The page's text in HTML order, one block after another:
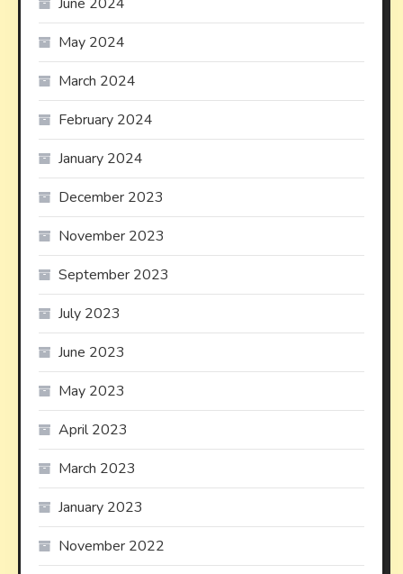
May 2024
March 2024
February 2024
January 2024
December 2023
November 2023
September 2023
July 2023
June 2023
May 2023
April 2023
March 2023
January 2023
November 2022